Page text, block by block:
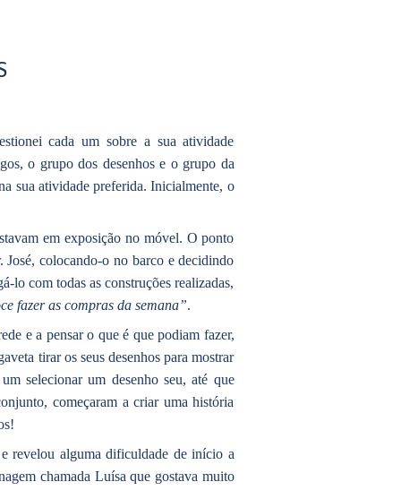
cada um sobre a sua atividade
o grupo dos desenhos e o grupo da
sua atividade preferida. Inicialmente, o
em exposição no móvel. O ponto
colocando-o no barco e decidindo
lo com todas as construções realizadas,
fazer as compras da semana”.
e a pensar o que é que podiam fazer,
tirar os seus desenhos para mostrar
selecionar um desenho seu, até que
começaram a criar uma história
revelou alguma dificuldade de início a
chamada Luísa que gostava muito